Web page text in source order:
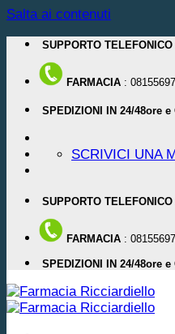
Salta ai contenuti
SUPPORTO TELEFONICO
FARMACIA :
SPEDIZIONI IN 24/48ore
SCRIVICI UNA
SUPPORTO TELEFONICO
FARMACIA :
SPEDIZIONI IN 24/48ore